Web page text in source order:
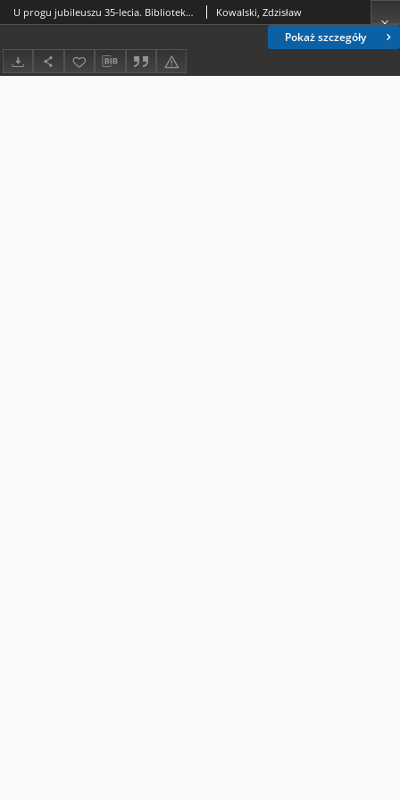
Pokaż szczegóły
U progu jubileuszu 35-lecia. Biblioteka Główna UMCS w roku 1978 Kowalski, Zdzisław